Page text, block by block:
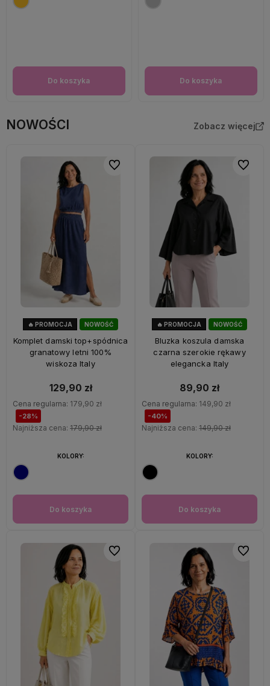
Do koszyka Do koszyka
NOWOŚCI Zobacz więcej
NOWOŚĆ
🔥 PROMOCJA
Komplet damski top+spódnica
granatowy letni 100%
wiskoza Italy
129,90 zł
Cena regularna: 179,90 zł
-28%
Najniższa cena: 179,90 zł
Do koszyka
KOLORY:
Do ulubionych
NOWOŚĆ
🔥 PROMOCJA
Bluzka koszula damska
czarna szerokie rękawy
elegancka Italy
89,90 zł
Cena regularna: 149,90 zł
-40%
Najniższa cena: 149,90 zł
Do koszyka
KOLORY:
Do
Do ulubionych Do